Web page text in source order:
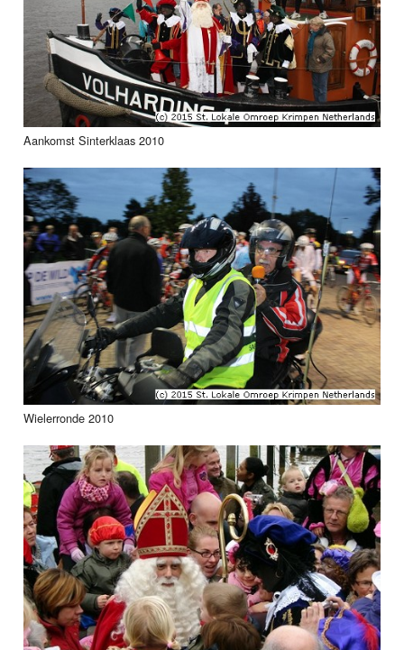
Aankomst Sinterklaas 2010
Wielerronde 2010